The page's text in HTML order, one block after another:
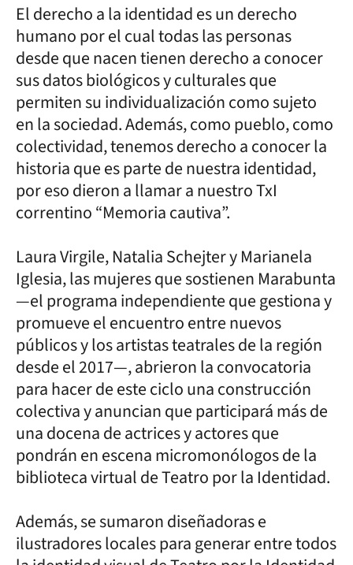
El derecho a la identidad es un derecho
humano por el cual todas las personas
desde que nacen tienen derecho a conocer
sus datos biológicos y culturales que
permiten su individualización como sujeto
en la sociedad. Además, como pueblo, como
colectividad, tenemos derecho a conocer la
historia que es parte de nuestra identidad,
por eso dieron a llamar a nuestro TxI
correntino “Memoria cautiva”.
Laura Virgile, Natalia Schejter y Marianela
Iglesia, las mujeres que sostienen Marabunta
—el programa independiente que gestiona y
promueve el encuentro entre nuevos
públicos y los artistas teatrales de la región
desde el 2017—, abrieron la convocatoria
para hacer de este ciclo una construcción
colectiva y anuncian que participará más de
una docena de actrices y actores que
pondrán en escena micromonólogos de la
biblioteca virtual de Teatro por la Identidad.
Además, se sumaron diseñadoras e
ilustradores locales para generar entre todos